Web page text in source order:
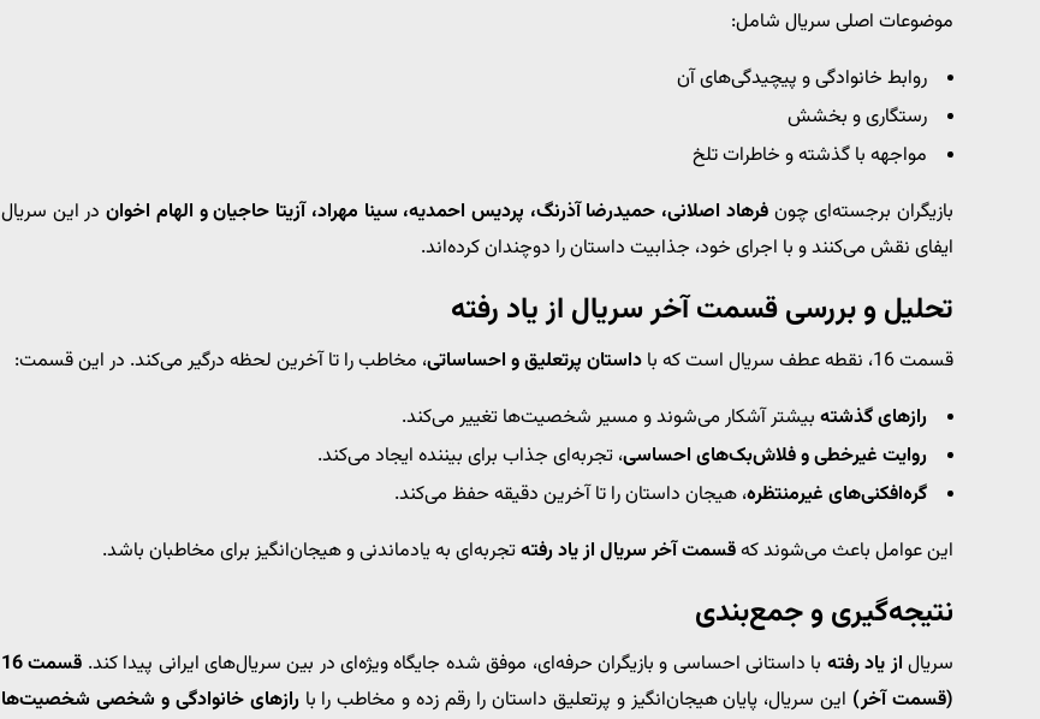
موضوعات اصلی سریال شامل:
روابط خانوادگی و پیچیدگی‌های آن
رستگاری و بخشش
مواجهه با گذشته و خاطرات تلخ
بازیگران برجسته‌ای چونفرهاد اصلانی، حمیدرضا آذرنگ، پردیس احمدیه، سینا مهراد، آزیتا حاجیان و الهام اخواندر این سریال
ایفای نقش می‌کنند و با اجرای خود، جذابیت داستان را دوچندان کرده‌اند.
تحلیل و بررسی قسمت آخر سریال از یاد رفته
قسمت 16، نقطه عطف سریال است که با داستان پرتعلیق و احساساتی، مخاطب را تا آخرین لحظه درگیر می‌کند. در این قسمت:
رازهای گذشته بیشتر آشکار می‌شوند و مسیر شخصیت‌ها تغییر می‌کند.
روایت غیرخطی و فلاش‌بک‌های احساسی، تجربه‌ای جذاب برای بیننده ایجاد می‌کند.
گره‌افکنی‌های غیرمنتظره، هیجان داستان را تا آخرین دقیقه حفظ می‌کند.
این عوامل باعث می‌شوند کهقسمت آخر سریال از یاد رفتهتجربه‌ای به یادماندنی و هیجان‌انگیز برای مخاطبان باشد.
نتیجه‌گیری و جمع‌بندی
سریال از یاد رفته با داستانی احساسی و بازیگران حرفه‌ای، موفق شده جایگاه ویژه‌ای در بین سریال‌های ایرانی پیدا کند.
قسمت 16
(قسمت آخر) این سریال، پایان هیجان‌انگیز و پرتعلیق داستان را رقم زده و مخاطب را بارازهای خانوادگی و شخصی شخصیت‌ها